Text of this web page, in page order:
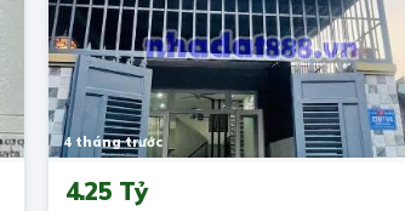
4 tháng trước
4.25 Tỷ